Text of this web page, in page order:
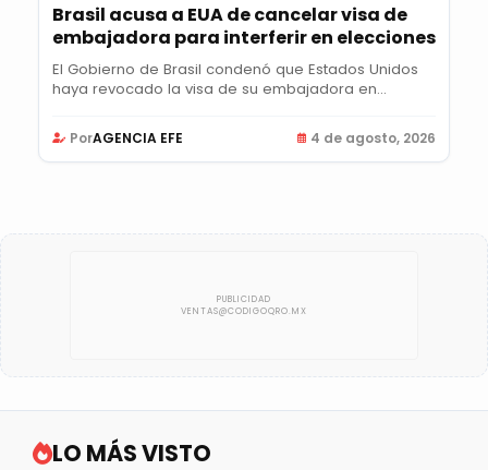
Brasil acusa a EUA de cancelar visa de
embajadora para interferir en elecciones
El Gobierno de Brasil condenó que Estados Unidos
haya revocado la visa de su embajadora en...
PorAGENCIA EFE 4 de agosto, 2026
LO MÁS VISTO